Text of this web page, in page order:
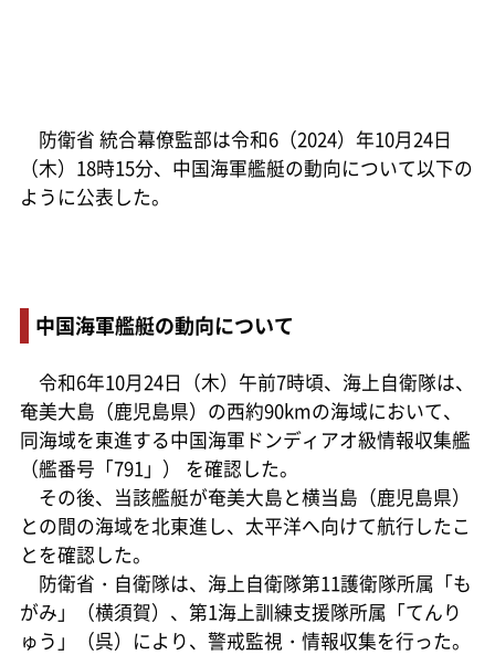
防衛省 統合幕僚監部は令和6（2024）年10月24日
（木）18時15分、中国海軍艦艇の動向について以下の
ように公表した。
中国海軍艦艇の動向について
令和6年10月24日（木）午前7時頃、海上自衛隊は、
奄美大島（鹿児島県）の西約90kmの海域において、
同海域を東進する中国海軍ドンディアオ級情報収集艦
（艦番号「791」） を確認した。
その後、当該艦艇が奄美大島と横当島（鹿児島県）
との間の海域を北東進し、太平洋へ向けて航行したこ
とを確認した。
防衛省・自衛隊は、海上自衛隊第11護衛隊所属「も
がみ」（横須賀）、第1海上訓練支援隊所属「てんり
ゅう」（呉）により、警戒監視・情報収集を行った。